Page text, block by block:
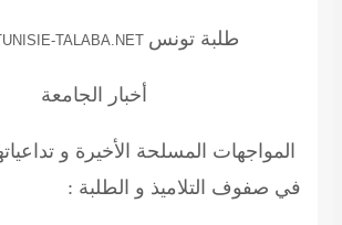
طلبة تونس WWW.TUNISIE-TALABA.NET
أخبار الجامعة
المواجهات المسلحة الأخيرة و
في صفوف التلاميذ و الطلبة :